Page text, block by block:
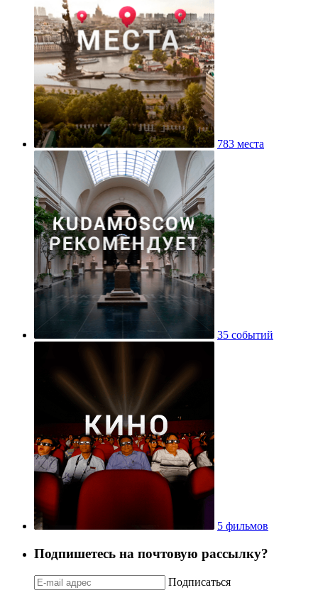
783 места
35 событий
5 фильмов
Подпишетесь на почтовую рассылку?
Подписаться